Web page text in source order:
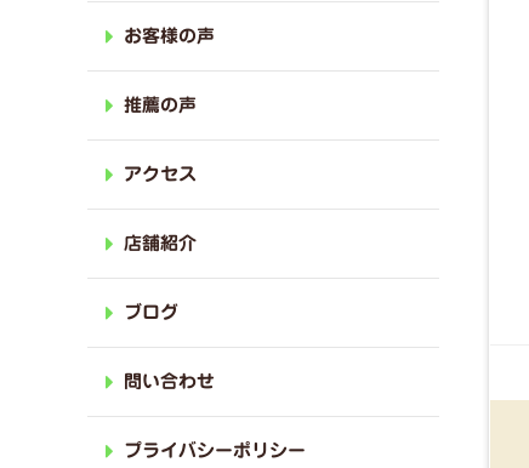
お客様の声
推薦の声
アクセス
店舗紹介
ブログ
問い合わせ
プライバシーポリシー